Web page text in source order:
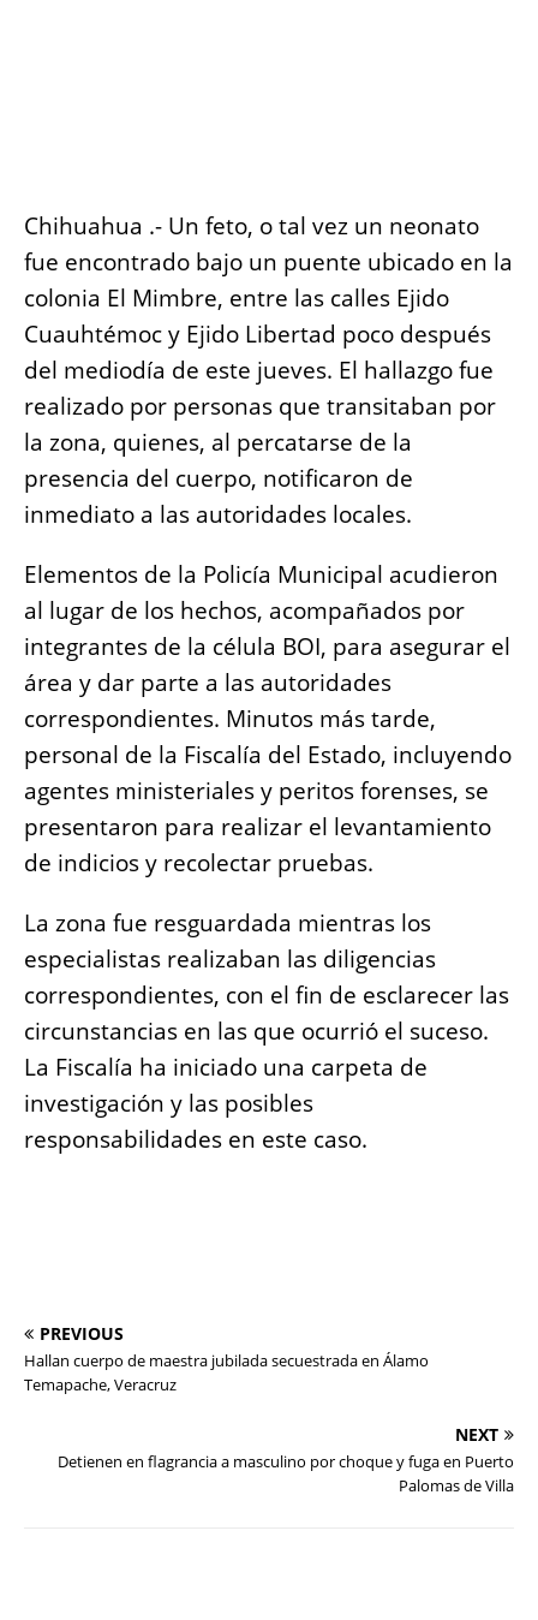
Chihuahua .- Un feto, o tal vez un neonato
fue encontrado bajo un puente ubicado en la
colonia El Mimbre, entre las calles Ejido
Cuauhtémoc y Ejido Libertad poco después
del mediodía de este jueves. El hallazgo fue
realizado por personas que transitaban por
la zona, quienes, al percatarse de la
presencia del cuerpo, notificaron de
inmediato a las autoridades locales.
Elementos de la Policía Municipal acudieron
al lugar de los hechos, acompañados por
integrantes de la célula BOI, para asegurar el
área y dar parte a las autoridades
correspondientes. Minutos más tarde,
personal de la Fiscalía del Estado, incluyendo
agentes ministeriales y peritos forenses, se
presentaron para realizar el levantamiento
de indicios y recolectar pruebas.
La zona fue resguardada mientras los
especialistas realizaban las diligencias
correspondientes, con el fin de esclarecer las
circunstancias en las que ocurrió el suceso.
La Fiscalía ha iniciado una carpeta de
investigación y las posibles
responsabilidades en este caso.
PREVIOUS
Hallan cuerpo de maestra jubilada secuestrada en Álamo
Temapache, Veracruz
NEXT
Detienen en flagrancia a masculino por choque y fuga en Puerto
Palomas de Villa